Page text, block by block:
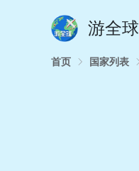
游全球
首页 国家列表